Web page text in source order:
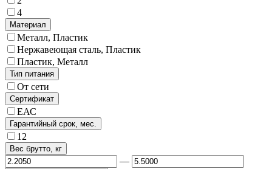
4
Материал
Металл, Пластик
Нержавеющая сталь, Пластик
Пластик, Металл
Тип питания
От сети
Сертификат
ЕАС
Гарантийный срок, мес.
12
Вес брутто, кг
—